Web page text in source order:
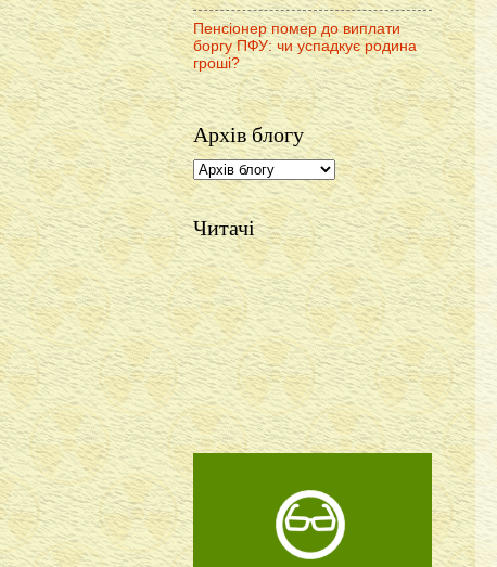
Пенсіонер помер до виплати
боргу ПФУ: чи успадкує родина
гроші?
Архів блогу
Читачі